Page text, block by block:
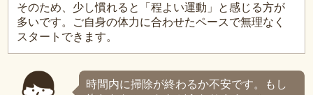
そのため、少し慣れると「程よい運動」と感じる方が
多いです。ご自身の体力に合わせたペースで無理なく
スタートできます。
時間内に掃除が終わるか不安です。もし